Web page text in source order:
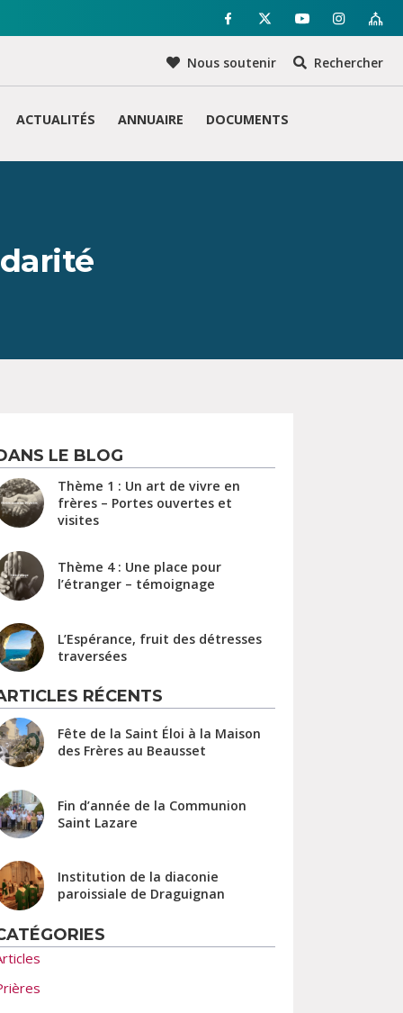
Nous soutenir Rechercher
ACTUALITÉS ANNUAIRE DOCUMENTS
LE BLOG
Thème 1 : Un art de vivre en
frères – Portes ouvertes et
visites
Thème 4 : Une place pour
l’étranger – témoignage
L’Espérance, fruit des détresses
traversées
RÉCENTS
Fête de la Saint Éloi à la Maison
des Frères au Beausset
Fin d’année de la Communion
Saint Lazare
Institution de la diaconie
paroissiale de Draguignan